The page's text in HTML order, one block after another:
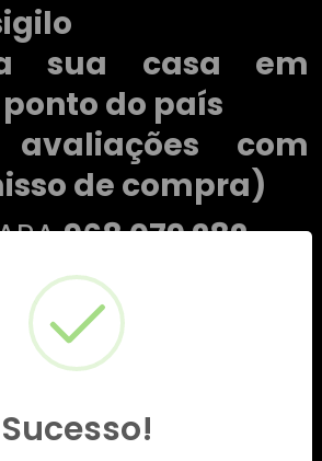
sua casa em
do país
avaliações com
de compra)
968 079 282
Sucesso!